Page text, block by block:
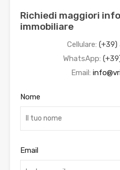
Richiedi maggiori
immobiliare
Cellulare: (+39)
WhatsApp:
Email:
Nome
Email